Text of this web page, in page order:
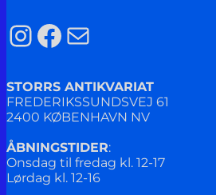
del
secolo.
antal
Instagram
Facebook
Mail
STORRS ANTIKVARIAT
FREDERIKSSUNDSVEJ 61
2400 KØBENHAVN NV
ÅBNINGSTIDER:
Onsdag til fredag kl. 12-17
Lørdag kl. 12-16